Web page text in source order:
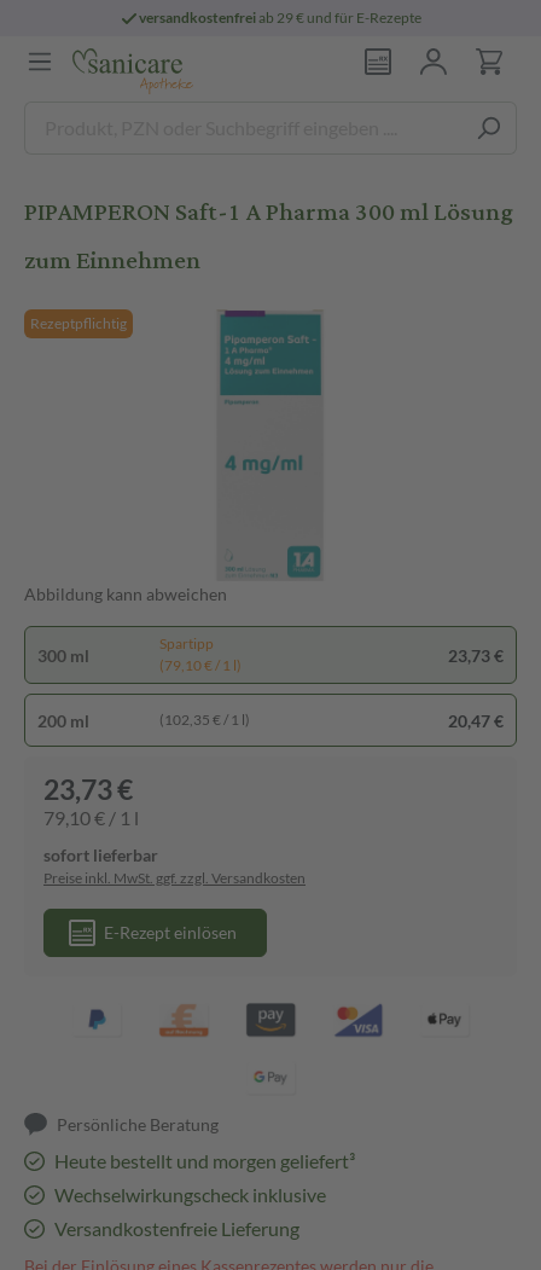
versandkostenfreiab 29 € und für E-Rezepte
PIPAMPERON Saft-1 A Pharma 300 ml Lösung
zum Einnehmen
Rezeptpflichtig
Abbildung kann abweichen
300 ml
Spartipp
(79,10 € / 1 l)
23,73 €
200 ml (102,35 € / 1 l) 20,47 €
23,73 €
79,10 € / 1 l
sofort lieferbar
Preise inkl. MwSt. ggf. zzgl. Versandkosten
E-Rezept einlösen
Persönliche Beratung
Heute bestellt und morgen geliefert³
Wechselwirkungscheck inklusive
Versandkostenfreie Lieferung
Bei der Einlösung eines Kassenrezeptes werden nur die